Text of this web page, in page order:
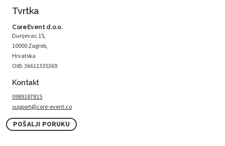
Tvrtka
CoreEvent d.o.o.
Dunjevac 15,
10000 Zagreb,
Hrvatska
OIB: 36611335369
Kontakt
0989187815
support@core-event.co
POŠALJI PORUKU